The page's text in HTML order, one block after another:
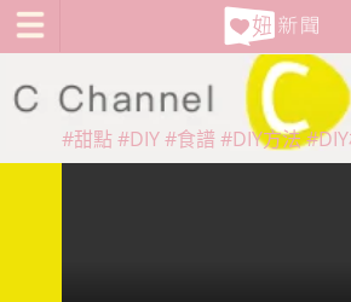
#甜點 #DIY #食譜 #DIY方法